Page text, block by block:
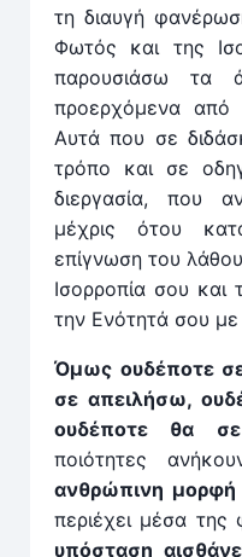
τη διαυγή
Φωτός και της
παρουσιάσω τα
προερχόμενα από
Αυτά που σε
τρόπο και σε
διεργασία, που
μέχρις ότου
επίγνωση του
Ισορροπία σου
την Ενότητά σου
Όμως ουδέποτε
σε απειλήσω,
ουδέποτε θα
ποιότητες
ανθρώπινη μορφή
περιέχει μέσα της
υπόσταση